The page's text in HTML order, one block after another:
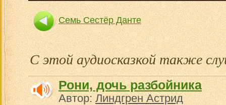
Семь Сестёр Данте
С этой аудиосказкой также
Рони, дочь разбойника
Автор:Линдгрен Астрид